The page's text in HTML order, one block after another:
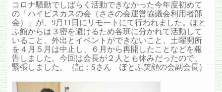
コロナ騒動でしばらく活動できなかった今年度初めて
の「ハイビスカスの会（ささの会運営協議会利用者部
会）」が、9月11日にリモートにて行われました。ぽと
ふ館からは３密を避けるため各班に分かれて活動して
いること、外出とイベントができないこと、土曜開所
を４月５月は中止し、６月から再開したことなどを報
告しました。今回は会長が２人とも休みだったので、
緊張しました。（記：Sさん ぽとふ笑顔の会副会長）